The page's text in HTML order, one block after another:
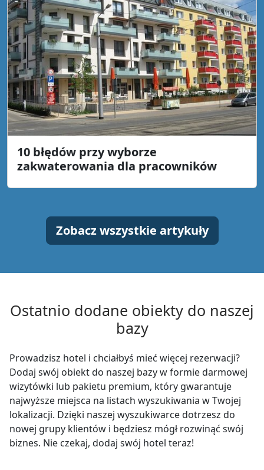
10 błędów przy wyborze
zakwaterowania dla pracowników
Zobacz wszystkie artykuły
Ostatnio dodane obiekty do naszej
bazy
Prowadzisz hotel i chciałbyś mieć więcej rezerwacji?
Dodaj swój obiekt do naszej bazy w formie darmowej
wizytówki lub pakietu premium, który gwarantuje
najwyższe miejsca na listach wyszukiwania w Twojej
lokalizacji. Dzięki naszej wyszukiwarce dotrzesz do
nowej grupy klientów i będziesz mógł rozwinąć swój
biznes. Nie czekaj, dodaj swój hotel teraz!